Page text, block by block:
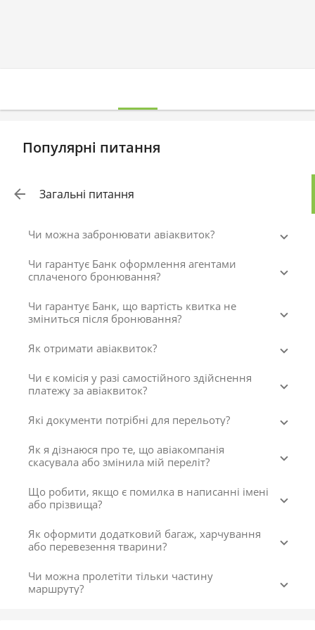
Популярні питання
Загальні питання
Чи можна забронювати авіаквиток?
Чи гарантує Банк оформлення агентами
сплаченого бронювання?
Чи гарантує Банк, що вартість квитка не
зміниться після бронювання?
Як отримати авіаквиток?
Чи є комісія у разі самостійного здійснення
платежу за авіаквиток?
Які документи потрібні для перельоту?
Як я дізнаюся про те, що авіакомпанія
скасувала або змінила мій переліт?
Що робити, якщо є помилка в написанні імені
або прізвища?
Як оформити додатковий багаж, харчування
або перевезення тварини?
Чи можна пролетіти тільки частину
маршруту?